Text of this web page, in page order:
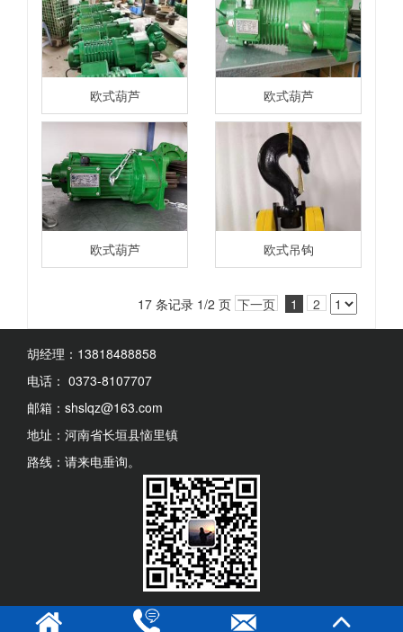
欧式葫芦 欧式葫芦
欧式葫芦 欧式吊钩
17 条记录 1/2 页 下一页 1 2
胡经理：13818488858
电话： 0373-8107707
邮箱：shslqz@163.com
地址：河南省长垣县恼里镇
路线：请来电垂询。